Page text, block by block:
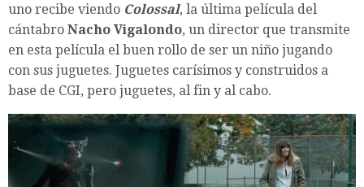
uno recibe viendo Colossal, la última película del
cántabro Nacho Vigalondo, un director que transmite
en esta película el buen rollo de ser un niño jugando
con sus juguetes. Juguetes carísimos y construidos a
base de CGI, pero juguetes, al fin y al cabo.